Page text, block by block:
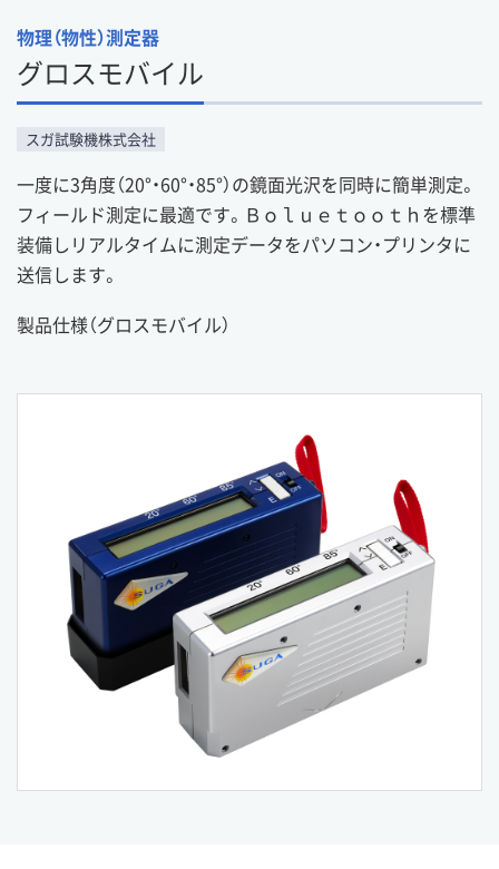
物理（物性）測定器
グロスモバイル
スガ試験機株式会社
一度に3角度（20°・60°・85°）の鏡面光沢を同時に簡単測定。
フィールド測定に最適です。Ｂｏｌｕｅｔｏｏｔｈを標準
装備しリアルタイムに測定データをパソコン・プリンタに
送信します。
製品仕様（グロスモバイル）